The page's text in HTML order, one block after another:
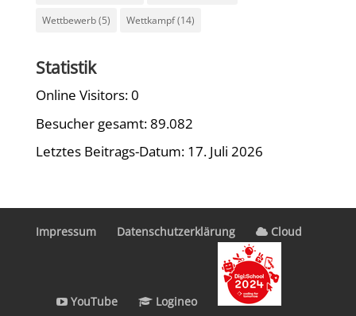
Wettbewerb(5) Wettkampf(14)
Statistik
Online Visitors:0
Besucher gesamt:89.082
Letztes Beitrags-Datum: 17. Juli 2026
Impressum Datenschutzerklärung Cloud
YouTube Logineo